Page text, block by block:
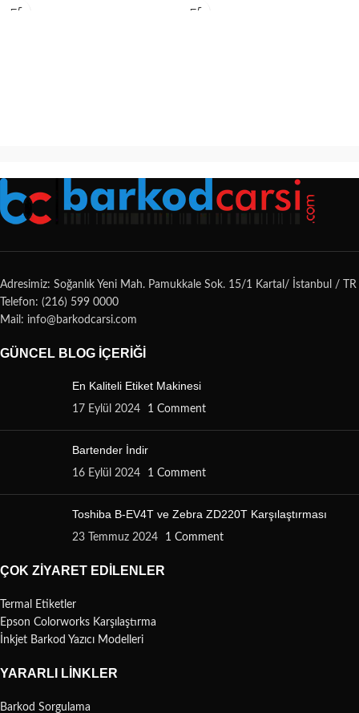
Adresimiz: Soğanlık Yeni Mah. Pamukkale Sok. 15/1 Kartal/ İstanbul / TR
Telefon: (216) 599 0000
Mail: info@barkodcarsi.com
GÜNCEL BLOG İÇERIĞI
En Kaliteli Etiket Makinesi
17 Eylül 2024 1 Comment
Bartender İndir
16 Eylül 2024 1 Comment
Toshiba B-EV4T ve Zebra ZD220T Karşılaştırması
23 Temmuz 2024 1 Comment
ÇOK ZIYARET EDILENLER
Termal Etiketler
Epson Colorworks Karşılaştırma
İnkjet Barkod Yazıcı Modelleri
YARARLI LINKLER
Barkod Sorgulama